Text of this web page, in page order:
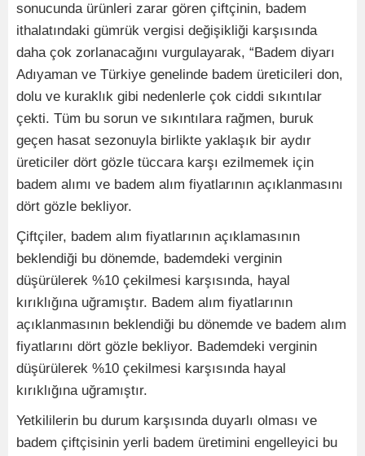
sonucunda ürünleri zarar gören çiftçinin, badem
ithalatındaki gümrük vergisi değişikliği karşısında
daha çok zorlanacağını vurgulayarak, “Badem diyarı
Adıyaman ve Türkiye genelinde badem üreticileri don,
dolu ve kuraklık gibi nedenlerle çok ciddi sıkıntılar
çekti. Tüm bu sorun ve sıkıntılara rağmen, buruk
geçen hasat sezonuyla birlikte yaklaşık bir aydır
üreticiler dört gözle tüccara karşı ezilmemek için
badem alımı ve badem alım fiyatlarının açıklanmasını
dört gözle bekliyor.
Çiftçiler, badem alım fiyatlarının açıklamasının
beklendiği bu dönemde, bademdeki verginin
düşürülerek %10 çekilmesi karşısında, hayal
kırıklığına uğramıştır. Badem alım fiyatlarının
açıklanmasının beklendiği bu dönemde ve badem alım
fiyatlarını dört gözle bekliyor. Bademdeki verginin
düşürülerek %10 çekilmesi karşısında hayal
kırıklığına uğramıştır.
Yetkililerin bu durum karşısında duyarlı olması ve
badem çiftçisinin yerli badem üretimini engelleyici bu